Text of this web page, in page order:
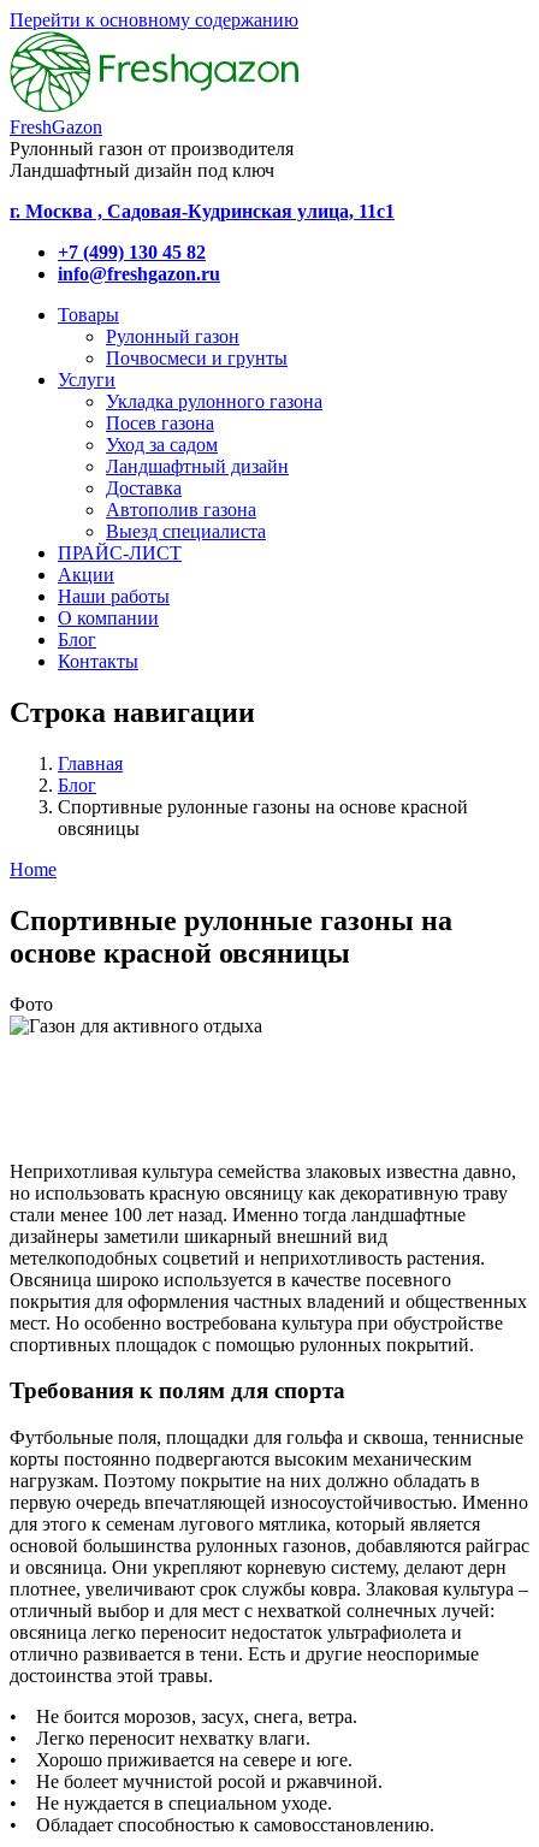
Перейти к основному содержанию
FreshGazon
Рулонный газон от производителя
Ландшафтный дизайн под ключ
г. Москва , Садовая-Кудринская улица, 11с1
+7 (499) 130 45 82
info@freshgazon.ru
Товары
Рулонный газон
Почвосмеси и грунты
Услуги
Укладка рулонного газона
Посев газона
Уход за садом
Ландшафтный дизайн
Доставка
Автополив газона
Выезд специалиста
ПРАЙС-ЛИСТ
Акции
Наши работы
О компании
Блог
Контакты
Строка навигации
Главная
Блог
Спортивные рулонные газоны на основе красной
овсяницы
Home
Спортивные рулонные газоны на
основе красной овсяницы
Фото
Неприхотливая культура семейства злаковых известна давно,
но использовать красную овсяницу как декоративную траву
стали менее 100 лет назад. Именно тогда ландшафтные
дизайнеры заметили шикарный внешний вид
метелкоподобных соцветий и неприхотливость растения.
Овсяница широко используется в качестве посевного
покрытия для оформления частных владений и общественных
мест. Но особенно востребована культура при обустройстве
спортивных площадок с помощью рулонных покрытий.
Требования к полям для спорта
Футбольные поля, площадки для гольфа и сквоша, теннисные
корты постоянно подвергаются высоким механическим
нагрузкам. Поэтому покрытие на них должно обладать в
первую очередь впечатляющей износоустойчивостью. Именно
для этого к семенам лугового мятлика, который является
основой большинства рулонных газонов, добавляются райграс
и овсяница. Они укрепляют корневую систему, делают дерн
плотнее, увеличивают срок службы ковра. Злаковая культура –
отличный выбор и для мест с нехваткой солнечных лучей:
овсяница легко переносит недостаток ультрафиолета и
отлично развивается в тени. Есть и другие неоспоримые
достоинства этой травы.
• Не боится морозов, засух, снега, ветра.
• Легко переносит нехватку влаги.
• Хорошо приживается на севере и юге.
• Не болеет мучнистой росой и ржавчиной.
• Не нуждается в специальном уходе.
• Обладает способностью к самовосстановлению.